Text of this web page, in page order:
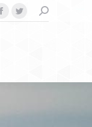
Facebook
TwitterSearch: